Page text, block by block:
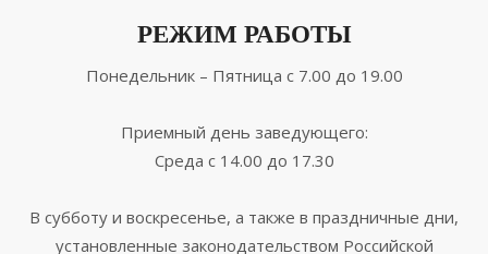
РЕЖИМ РАБОТЫ
Понедельник – Пятница с 7.00 до 19.00
Приемный день заведующего:
Среда с 14.00 до 17.30
В субботу и воскресенье, а также в праздничные дни,
установленные законодательством Российской